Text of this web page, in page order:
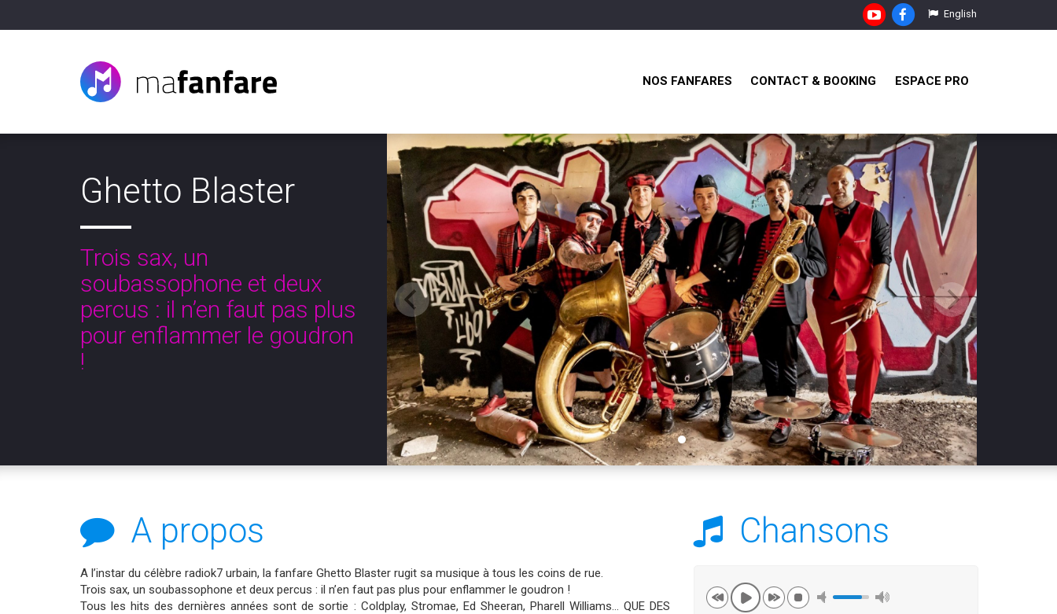
English
NOS FANFARES CONTACT & BOOKING ESPACE PRO
Ghetto Blaster
Trois sax, un
soubassophone et deux
percus : il n’en faut pas plus
pour enflammer le goudron
!
A propos
A l’instar du célèbre radiok7 urbain, la fanfare Ghetto Blaster rugit sa musique à tous les coins de rue.
Trois sax, un soubassophone et deux percus : il n’en faut pas plus pour enflammer le goudron !
Tous les hits des dernières années sont de sortie : Coldplay, Stromae, Ed Sheeran, Pharell Williams… QUE DES
Chansons